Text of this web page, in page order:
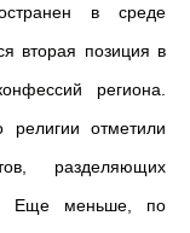
в среде
вторая позиция в
региона.
религии отметили
разделяющих
Еще меньше, по